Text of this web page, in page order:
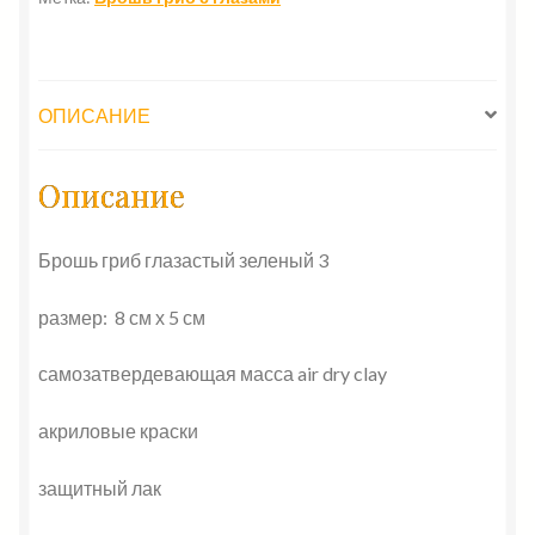
ОПИСАНИЕ
Описание
Брошь гриб глазастый зеленый 3
размер: 8 см х 5 см
самозатвердевающая масса air dry clay
акриловые краски
защитный лак